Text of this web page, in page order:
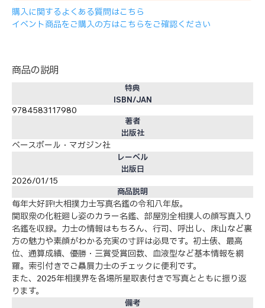
購入に関するよくある質問はこちら
イベント商品をご購入の方はこちらをご確認ください
商品の説明
特典
ISBN/JAN
9784583117980
著者
出版社
ベースボール・マガジン社
レーベル
出版日
2026/01/15
商品説明
毎年大好評!大相撲力士写真名鑑の令和八年版。
関取衆の化粧廻し姿のカラー名鑑、部屋別全相撲人の顔写真入り
名鑑を収録。力士の情報はもちろん、行司、呼出し、床山など裏
方の魅力や素顔がわかる充実の寸評は必見です。初土俵、最高
位、通算成績、優勝・三賞受賞回数、血液型など基本情報を網
羅。索引付きでご贔屓力士のチェックに便利です。
また、2025年相撲界を各場所星取表付きで写真とともに振り返
ります。
備考